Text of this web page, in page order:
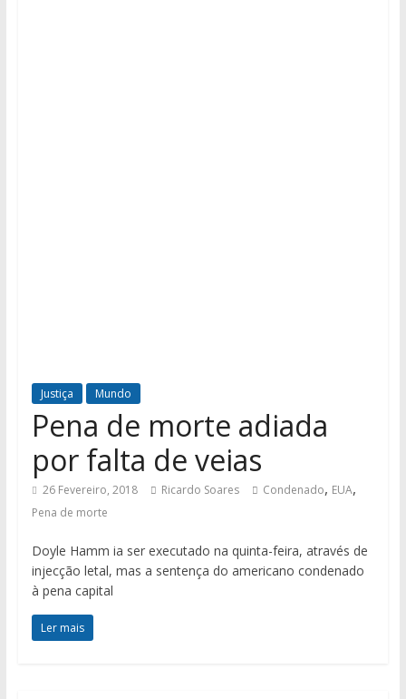
Justiça Mundo
Pena de morte adiada
por falta de veias
26 Fevereiro, 2018 Ricardo Soares Condenado, EUA,
Pena de morte
Doyle Hamm ia ser executado na quinta-feira, através de
injecção letal, mas a sentença do americano condenado
à pena capital
Ler mais